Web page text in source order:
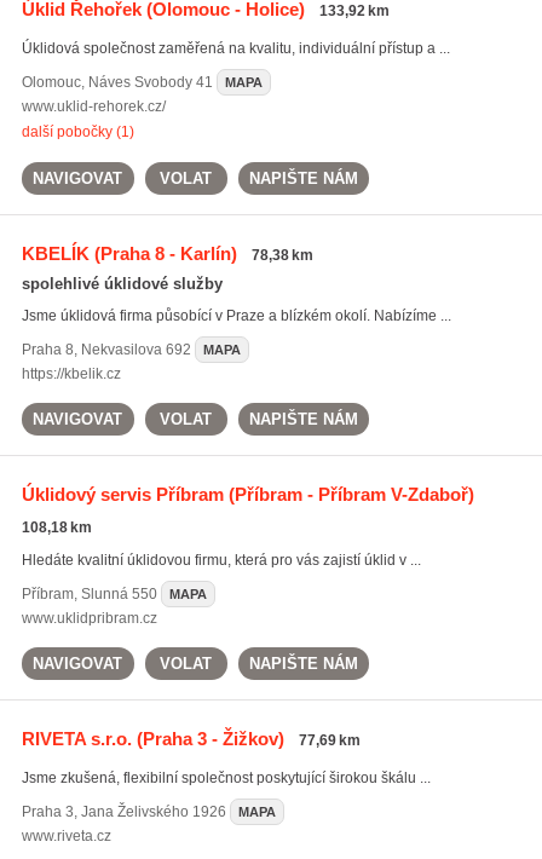
Úklid Řehořek(Olomouc - Holice) 133,92 km
Úklidová společnost zaměřená na kvalitu, individuální přístup a ...
Olomouc, Náves Svobody 41 MAPA
www.uklid-rehorek.cz/
další pobočky (1)
NAVIGOVAT VOLAT NAPIŠTE NÁM
KBELÍK (Praha 8 - Karlín) 78,38 km
spolehlivé úklidové služby
Jsme úklidová firma působící v Praze a blízkém okolí. Nabízíme ...
Praha 8, Nekvasilova 692 MAPA
https://kbelik.cz
NAVIGOVAT VOLAT NAPIŠTE NÁM
Úklidový servis Příbram(Příbram - Příbram V-Zdaboř)
108,18 km
Hledáte kvalitní úklidovou firmu, která pro vás zajistí úklid v ...
Příbram, Slunná 550 MAPA
www.uklidpribram.cz
NAVIGOVAT VOLAT NAPIŠTE NÁM
RIVETA s.r.o.(Praha 3 - Žižkov) 77,69 km
Jsme zkušená, flexibilní společnost poskytující širokou škálu ...
Praha 3, Jana Želivského 1926 MAPA
www.riveta.cz